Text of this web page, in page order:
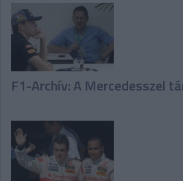
F1-Archív: A Mercedesszel